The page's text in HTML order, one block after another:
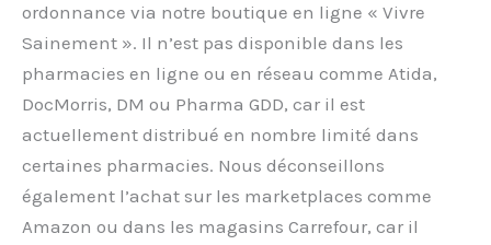
ordonnance via notre boutique en ligne « Vivre
Sainement ». Il n’est pas disponible dans les
pharmacies en ligne ou en réseau comme Atida,
DocMorris, DM ou Pharma GDD, car il est
actuellement distribué en nombre limité dans
certaines pharmacies. Nous déconseillons
également l’achat sur les marketplaces comme
Amazon ou dans les magasins Carrefour, car il